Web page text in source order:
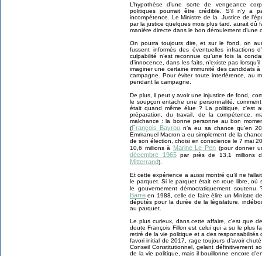
L’hypothèse d’une sorte de vengeance
politiques pourrait être crédible. S’il n’y
incompétence. Le Ministre de la Justice de
par la justice quelques mois plus tard, aurait dû
manière directe dans le bon déroulement d’une
On pourra toujours dire, et sur le fond, on
fussent informés des éventuelles infractions
culpabilité n’est reconnue qu’une fois la
d’innocence, dans les faits, n’existe pas
imaginer une certaine immunité des candidats
campagne. Pour éviter toute interférence, au
pendant la campagne.
De plus, il peut y avoir une injustice de fond,
le soupçon entache une personnalité,
était quand même élue ? La politique, c’est
préparation, du travail, de la compétence,
malchance : la bonne personne au bon
(François Bayrou n’a eu sa chance qu’en
Emmanuel Macron a eu simplement de la
de son élection, choisi en conscience le 7 mai
10,6 millions à
Marine Le Pen (pour donner
décembre 1965par près de 13,1 millions
Mitterrand).
Et cette expérience a aussi montré qu’il ne
le parquet. Si le parquet était en roue libre, où
le gouvernement démocratiquement
Barre en 1988, celle de faire élire un Ministre
députés pour la durée de la législature,
au parquet.
Le plus curieux, dans cette affaire, c’est que
doute François Fillon est celui qui a su le plus
retiré de la vie politique et a des responsabilités
favori initial de 2017, rage toujours d’avoir
Conseil Constitutionnel, gelant définitivement
de la vie politique, mais il bouillonne encore